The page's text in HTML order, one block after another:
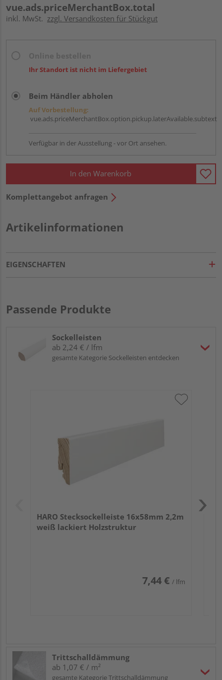
vue.ads.priceMerchantBox.total
inkl. MwSt. zzgl. Versandkosten für Stückgut
Ihr Standort ist nicht im Liefergebiet
Beim Händler abholen
Auf Vorbestellung:
vue.ads.priceMerchantBox.option.pickup.laterAvailable.subtext
Verfügbar in der Ausstellung - vor Ort ansehen.
In den Warenkorb
Komplettangebot anfragen
Artikelinformationen
EIGENSCHAFTEN
Passende Produkte
Sockelleisten
ab 2,24 € / lfm
gesamte Kategorie Sockelleisten entdecken
HARO Stecksockelleiste 16x58mm 2,2m
weiß lackiert Holzstruktur
7,44 € / lfm
Trittschalldämmung
ab 1,07 € / m²
gesamte Kategorie Trittschalldämmung